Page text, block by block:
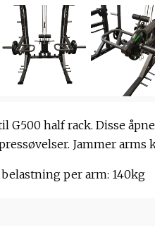
G500 half rack. Disse
Jammer
per arm: 140kg